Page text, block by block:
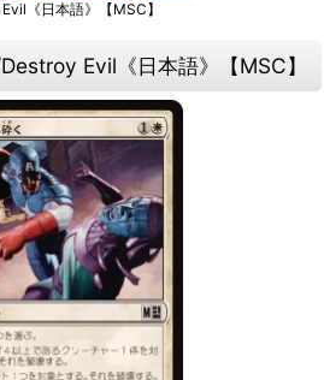
《日本語》【MSC】
Evil《日本語》【MSC】